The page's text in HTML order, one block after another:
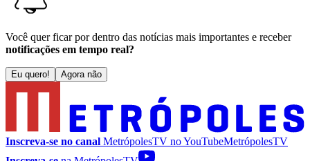
Você quer ficar por dentro das notícias mais importantes e receber
notificações em tempo real?
Eu quero! Agora não
Inscreva-se no canal MetrópolesTV noYouTubeMetrópolesTV